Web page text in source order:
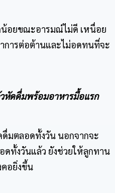
อยขณะอารมณ์ไม่ดี เหนื่อย
การต่อต้านและไม่อดทนที่จะ
หัดดื่มพร้อมอาหารมื้อแรก
มตลอดทั้งวัน นอกจากจะ
ทั้งวันแล้ว ยังช่วยให้ลูกทาน
อยิ่งขึ้น